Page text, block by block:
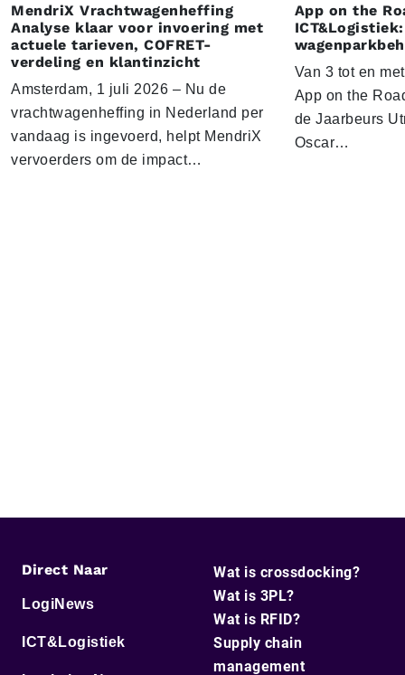
MendriX Vrachtwagenheffing
Analyse klaar voor invoering met
actuele tarieven, COFRET-
verdeling en klantinzicht
Amsterdam, 1 juli 2026 – Nu de
vrachtwagenheffing in Nederland per
vandaag is ingevoerd, helpt MendriX
vervoerders om de impact…
App on the
Van 3 tot en
App on the
de Jaarbeurs
Oscar…
Direct Naar
LogiNews
ICT&Logistiek
Wat is crossdocking?
Wat is 3PL?
Wat is RFID?
Supply chain
management